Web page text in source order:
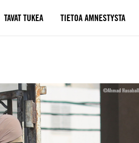
TAVAT TUKEA TIETOA AMNESTYSTA